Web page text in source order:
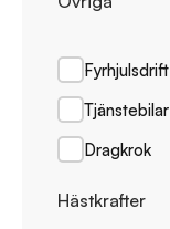
Halmstad
Från
Till
Fyrhjulsdrift
Tjänstebilar
Dragkrok
Hästkrafter